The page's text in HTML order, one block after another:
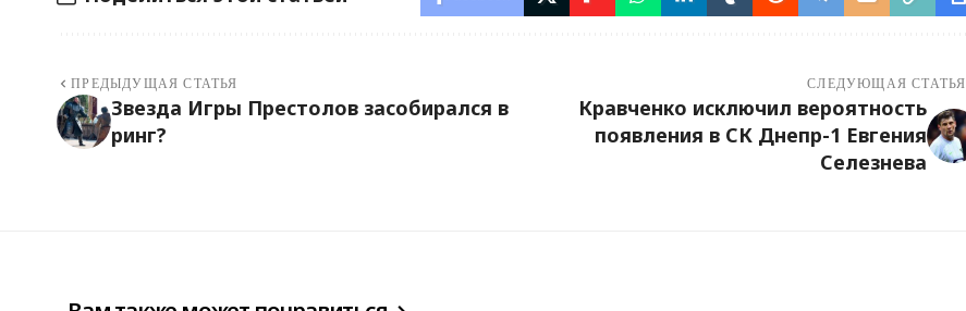
ПРЕДЫДУЩАЯ СТАТЬЯ
Звезда Игры Престолов засобирался в
ринг?
СЛЕДУЮЩАЯ СТАТЬЯ
Кравченко исключил вероятность
появления в СК Днепр-1 Евгения
Селезнева